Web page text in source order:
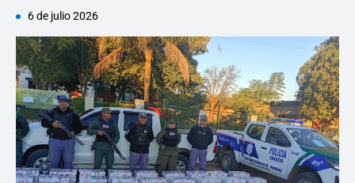
6 de julio 2026